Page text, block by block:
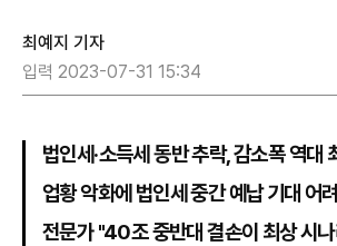
최예지 기자
입력 2023-07-31 15:34
법인세·소득세 동반 추락, 감소폭 역대
업황 악화에 법인세 중간 예납 기대 어
전문가 "40조 중반대 결손이 최상 시